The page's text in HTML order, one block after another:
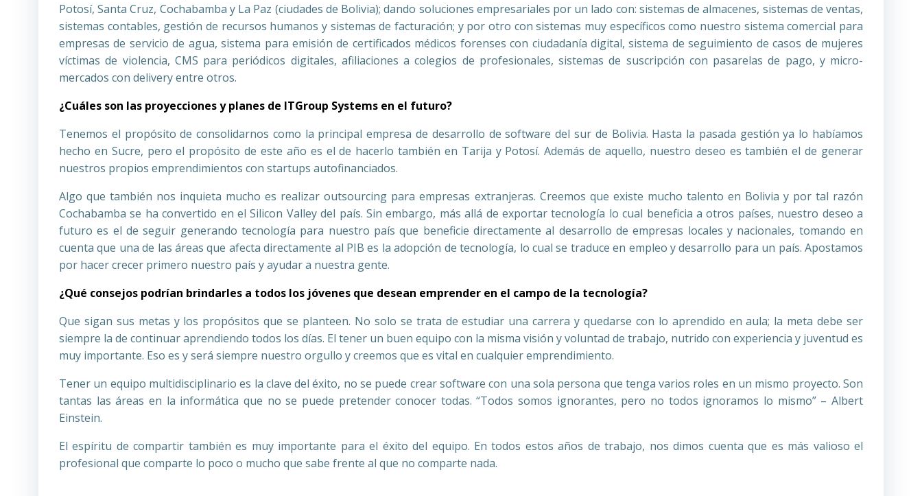
Potosí, Santa Cruz, Cochabamba y La Paz (ciudades de Bolivia); dando soluciones empresariales por un lado con: sistemas de almacenes, sistemas de ventas,
sistemas contables, gestión de recursos humanos y sistemas de facturación; y por otro con sistemas muy específicos como nuestro sistema comercial para
empresas de servicio de agua, sistema para emisión de certificados médicos forenses con ciudadanía digital, sistema de seguimiento de casos de mujeres
víctimas de violencia, CMS para periódicos digitales, afiliaciones a colegios de profesionales, sistemas de suscripción con pasarelas de pago, y micro-
mercados con delivery entre otros.
¿Cuáles son las proyecciones y planes de ITGroup Systems en el futuro?
Tenemos el propósito de consolidarnos como la principal empresa de desarrollo de software del sur de Bolivia. Hasta la pasada gestión ya lo habíamos
hecho en Sucre, pero el propósito de este año es el de hacerlo también en Tarija y Potosí. Además de aquello, nuestro deseo es también el de generar
nuestros propios emprendimientos con startups autofinanciados.
Algo que también nos inquieta mucho es realizar outsourcing para empresas extranjeras. Creemos que existe mucho talento en Bolivia y por tal razón
Cochabamba se ha convertido en el Silicon Valley del país. Sin embargo, más allá de exportar tecnología lo cual beneficia a otros países, nuestro deseo a
futuro es el de seguir generando tecnología para nuestro país que beneficie directamente al desarrollo de empresas locales y nacionales, tomando en
cuenta que una de las áreas que afecta directamente al PIB es la adopción de tecnología, lo cual se traduce en empleo y desarrollo para un país. Apostamos
por hacer crecer primero nuestro país y ayudar a nuestra gente.
¿Qué consejos podrían brindarles a todos los jóvenes que desean emprender en el campo de la tecnología?
Que sigan sus metas y los propósitos que se planteen. No solo se trata de estudiar una carrera y quedarse con lo aprendido en aula; la meta debe ser
siempre la de continuar aprendiendo todos los días. El tener un buen equipo con la misma visión y voluntad de trabajo, nutrido con experiencia y juventud es
muy importante. Eso es y será siempre nuestro orgullo y creemos que es vital en cualquier emprendimiento.
Tener un equipo multidisciplinario es la clave del éxito, no se puede crear software con una sola persona que tenga varios roles en un mismo proyecto. Son
tantas las áreas en la informática que no se puede pretender conocer todas. “Todos somos ignorantes, pero no todos ignoramos lo mismo” – Albert
Einstein.
El espíritu de compartir también es muy importante para el éxito del equipo. En todos estos años de trabajo, nos dimos cuenta que es más valioso el
profesional que comparte lo poco o mucho que sabe frente al que no comparte nada.